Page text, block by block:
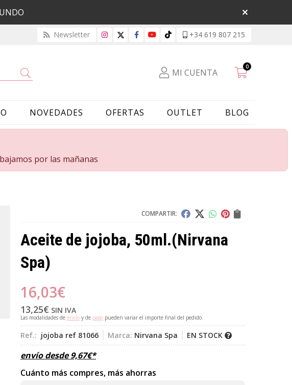
Newsletter +34 619 807 215
MI CUENTA
0
NOVEDADES OFERTAS OUTLET BLOG
por las mañanas
COMPARTIR:
Aceite de jojoba, 50ml.(Nirvana
Spa)
16,03€
13,25€ SIN IVA
Las modalidades de envío y de pago pueden variar el importe final del pedido.
Ref.: jojoba ref 81066 Marca: Nirvana Spa EN STOCK
envío desde9,67€*
Cuánto más compres, más ahorras